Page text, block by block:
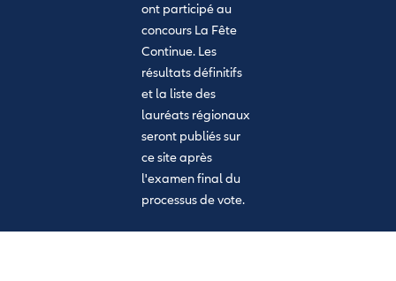
ont participé au
concours La Fête
Continue. Les
résultats définitifs
et la liste des
lauréats régionaux
seront publiés sur
ce site après
l'examen final du
processus de vote.